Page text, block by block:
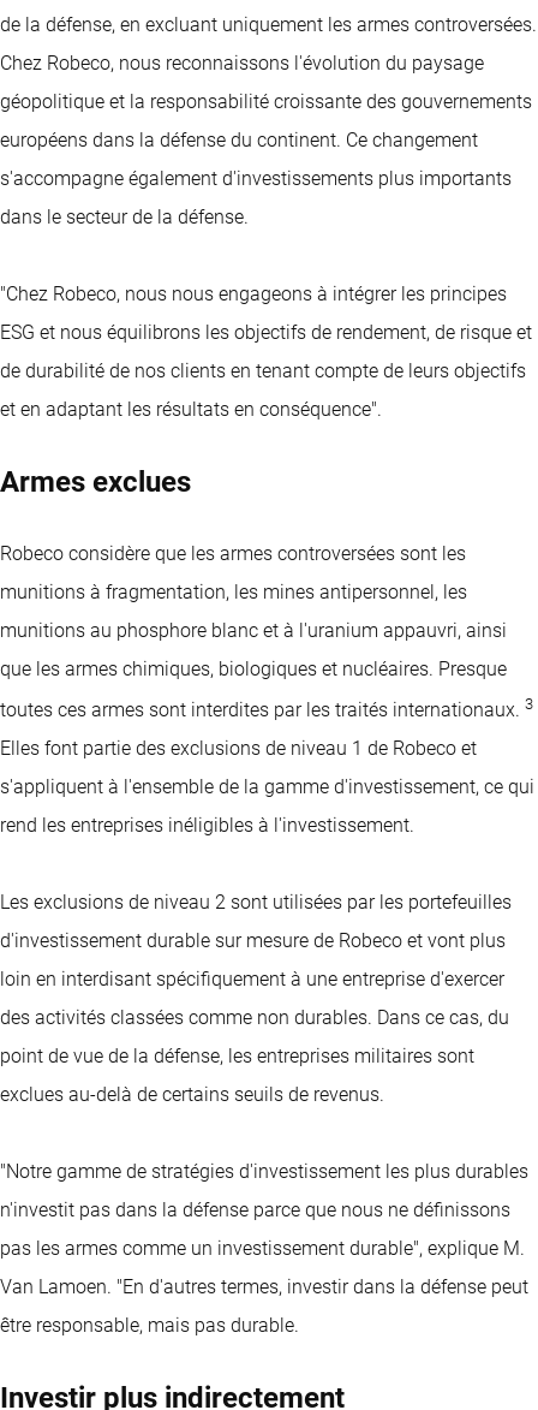
de la défense, en excluant uniquement les armes controversées.
Chez Robeco, nous reconnaissons l'évolution du paysage
géopolitique et la responsabilité croissante des gouvernements
européens dans la défense du continent. Ce changement
s'accompagne également d'investissements plus importants
dans le secteur de la défense.
"Chez Robeco, nous nous engageons à intégrer les principes
ESG et nous équilibrons les objectifs de rendement, de risque et
de durabilité de nos clients en tenant compte de leurs objectifs
et en adaptant les résultats en conséquence".
Armes exclues
Robeco considère que les armes controversées sont les
munitions à fragmentation, les mines antipersonnel, les
munitions au phosphore blanc et à l'uranium appauvri, ainsi
que les armes chimiques, biologiques et nucléaires. Presque
toutes ces armes sont interdites par les traités internationaux. 3
Elles font partie des exclusions de niveau 1 de Robeco et
s'appliquent à l'ensemble de la gamme d'investissement, ce qui
rend les entreprises inéligibles à l'investissement.
Les exclusions de niveau 2 sont utilisées par les portefeuilles
d'investissement durable sur mesure de Robeco et vont plus
loin en interdisant spécifiquement à une entreprise d'exercer
des activités classées comme non durables. Dans ce cas, du
point de vue de la défense, les entreprises militaires sont
exclues au-delà de certains seuils de revenus.
"Notre gamme de stratégies d'investissement les plus durables
n'investit pas dans la défense parce que nous ne définissons
pas les armes comme un investissement durable", explique M.
Van Lamoen. "En d'autres termes, investir dans la défense peut
être responsable, mais pas durable.
Investir plus indirectement